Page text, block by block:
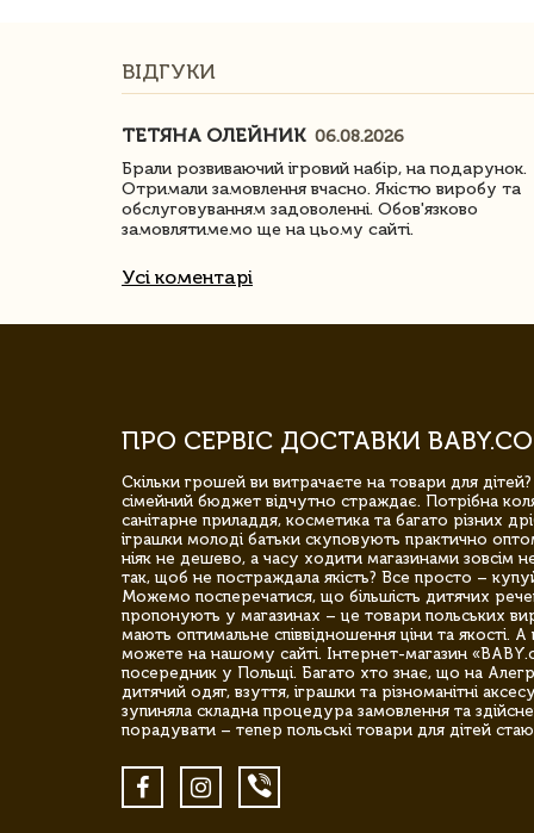
ВІДГУКИ
ТЕТЯНА ОЛЕЙНИК 06.08.2026
Брали розвиваючий ігровий набір, на подарунок.
Отримали замовлення вчасно. Якістю виробу та
обслуговуванням задоволенні. Обов'язково
замовлятимемо ще на цьому сайті.
Усі коментарі
ПРО СЕРВІС ДОСТАВКИ
Скільки грошей ви витрачаєте на товари для
сімейний бюджет відчутно страждає. Потрібна
санітарне приладдя, косметика та багато різних
іграшки молоді батьки скуповують практично
ніяк не дешево, а часу ходити магазинами зовсім
так, щоб не постраждала якість? Все просто –
Можемо посперечатися, що більшість дитячих
пропонують у магазинах – це товари польських
мають оптимальне співвідношення ціни та якості.
можете на нашому сайті. Інтернет-магазин
посередник у Польщі. Багато хто знає, що на
дитячий одяг, взуття, іграшки та різноманітні
зупиняла складна процедура замовлення та
порадувати – тепер польські товари для дітей